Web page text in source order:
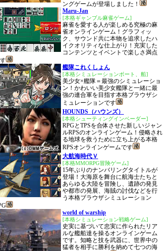
ングゲームが登場しました！
Maru-Jan
[本格ギャンブル麻雀ゲーム]
麻雀を愛する人が楽しめる究極の麻
雀オンラインゲーム！グラフィッ
ク、サウンド共に本物を追求したハ
イクオリティな仕上がり！充実した
コンテンツとイベントで楽しさ満点
艦隊これくしょん
[本格シミュレーションボート、船]
美少女×艦隊＝最強のシミュレーショ
ン！かわいい美少女艦隊と一緒に最
強の連合軍を目指す本格ブラウザシ
ミュレーションです
HOUNDS（ハウンズ）
[本格シューティングインベーダー]
RPGとTPSを合体させた新しいジャン
ルRPSのオンラインゲーム！侵略され
る地球を救うために立ち上がる本格
RPSオンラインゲームです
大航海時代Ｖ
[本格MMORPG冒険ゲーム]
15年ぶりのナンバリングタイトルが
登場！大海原を舞台に航海士たちと
あらゆる大陸を冒険し、遺跡の発見
や都市の発展、海賊の討伐などを行
う本格ブラウザシミュレーション
world of warship
[本格シミュレーション戦略ゲーム]
史実に基づいて忠実に作られたリア
ルな艦船達を操るオンラインゲーム
です。知略と技を武器に、世界中の
猛者を相手に勝利を納めて七つの海